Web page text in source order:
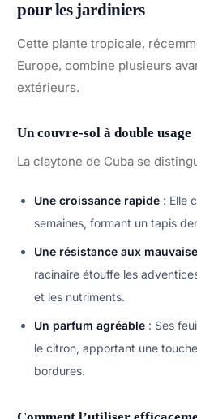
pour les jardiniers
Cette plante tropicale,
Europe, combine plusieurs
extérieurs.
Un couvre-sol à double usage
La claytone de Cuba se
Une croissance rapide : Elle
semaines, formant un tapis
Une résistance aux
racinaire étouffe les
et les nutriments.
Un parfum agréable : Ses
le citron, apportant une
bordures.